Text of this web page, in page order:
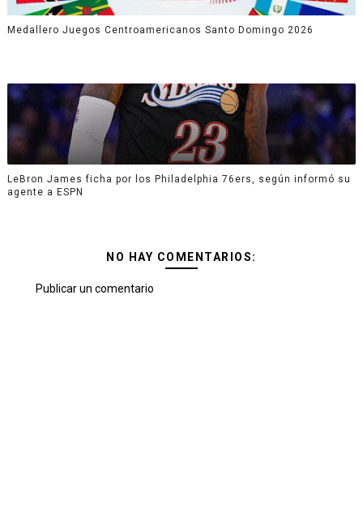
Medallero Juegos Centroamericanos Santo Domingo 2026
LeBron James ficha por los Philadelphia 76ers, según informó su
agente a ESPN
NO HAY COMENTARIOS:
Publicar un comentario